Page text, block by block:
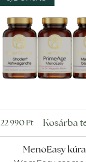
MenoEasy kúra
22 990Ft Kosárba